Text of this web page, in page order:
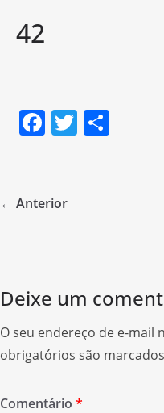
42
F
e
k
T
← Anterior
Deixe um
O seu endereço de e-mail
obrigatórios são
Comentário *